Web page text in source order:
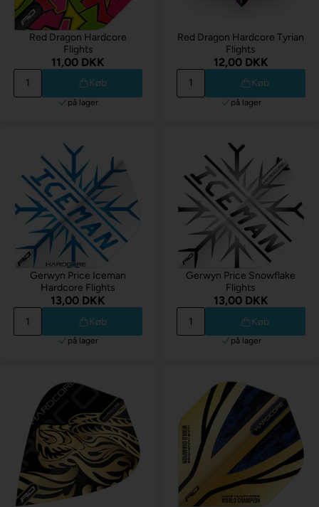
Red Dragon Hardcore
Flights
11,00 DKK
Køb
på lager
Red Dragon Hardcore Tyrian
Flights
12,00 DKK
Køb
på lager
Gerwyn Price Iceman
Hardcore Flights
13,00 DKK
Køb
på lager
Gerwyn Price Snowflake
Flights
13,00 DKK
Køb
på lager